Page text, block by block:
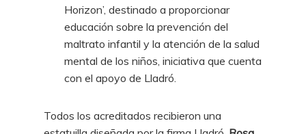
Horizon’, destinado a proporcionar
educación sobre la prevención del
maltrato infantil y la atención de la salud
mental de los niños, iniciativa que cuenta
con el apoyo de Lladró.
Todos los acreditados recibieron una